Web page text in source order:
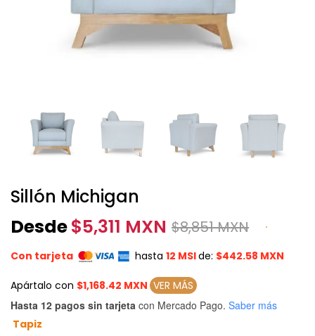
Sillón Michigan
Desde$5,311 MXN $8,851 MXN
Con tarjeta hasta 12 MSIde: $442.58 MXN
Apártalo con $1,168.42 MXN VER MÁS
Hasta 12 pagos sin tarjeta con Mercado Pago. Saber más
Tapiz